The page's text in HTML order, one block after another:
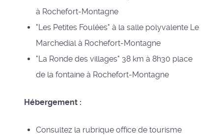
à Rochefort-Montagne
"Les Petites Foulées" à la salle polyvalente Le
Marchedial à Rochefort-Montagne
"La Ronde des villages" 38 km à 8h30 place
de la fontaine à Rochefort-Montagne
Hébergement :
Consultez la rubrique office de tourisme